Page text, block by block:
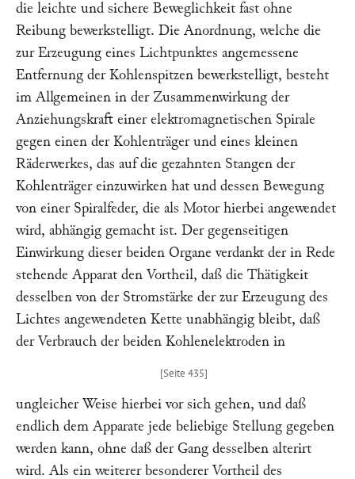
die leichte und sichere Beweglichkeit fast ohne
Reibung bewerkstelligt. Die Anordnung, welche die
zur Erzeugung eines Lichtpunktes angemessene
Entfernung der Kohlenspitzen bewerkstelligt, besteht
im Allgemeinen in der Zusammenwirkung der
Anziehungskraft einer elektromagnetischen Spirale
gegen einen der Kohlenträger und eines kleinen
Räderwerkes, das auf die gezahnten Stangen der
Kohlenträger einzuwirken hat und dessen Bewegung
von einer Spiralfeder, die als Motor hierbei angewendet
wird, abhängig gemacht ist. Der gegenseitigen
Einwirkung dieser beiden Organe verdankt der in Rede
stehende Apparat den Vortheil, daß die Thätigkeit
desselben von der Stromstärke der zur Erzeugung des
Lichtes angewendeten Kette unabhängig bleibt, daß
der Verbrauch der beiden Kohlenelektroden in
ungleicher Weise hierbei vor sich gehen, und daß
endlich dem Apparate jede beliebige Stellung gegeben
werden kann, ohne daß der Gang desselben alterirt
wird. Als ein weiterer besonderer Vortheil des